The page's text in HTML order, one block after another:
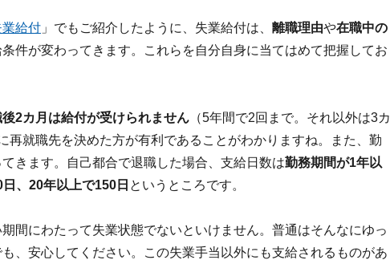
給付 」でもご紹介したように、失業給付は、 離職理由や在職中の
件が変わってきます。これらを自分自身に当てはめて把握してお
2カ月は給付が受けられません （5年間で2回まで。それ以外は3カ
再就職先を決めた方が有利であることがわかりますね。また、勤
きます。自己都合で退職した場合、支給日数は勤務期間が1年以
、20年以上で150日 というところです。
間にわたって失業状態でないといけません。普通はそんなにゆっ
、安心してください。この失業手当以外にも支給されるものがあ